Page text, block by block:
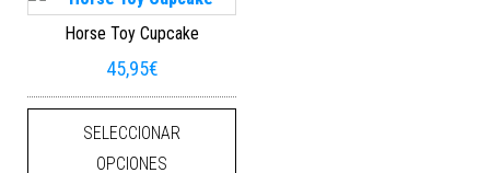
Horse Toy Cupcake
45,95€
SELECCIONAR
OPCIONES
Este producto tiene múltiples